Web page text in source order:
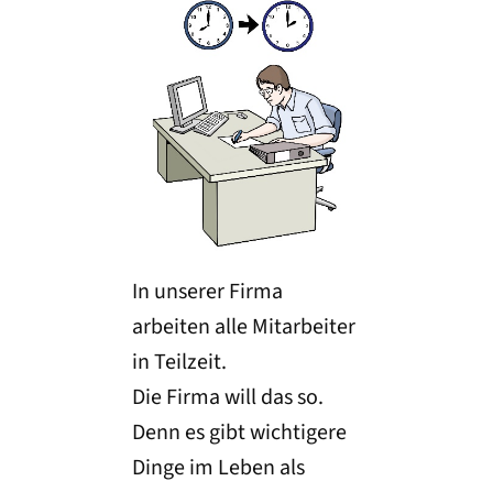
In unserer Firma
arbeiten alle Mitarbeiter
in Teilzeit.
Die Firma will das so.
Denn es gibt wichtigere
Dinge im Leben als